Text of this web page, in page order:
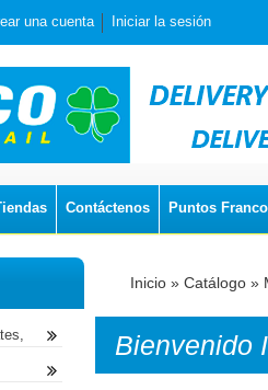
una cuenta Iniciar la sesión
Contáctenos Puntos Franco
Inicio » Catálogo »
Bienvenido